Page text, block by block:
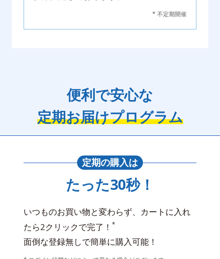
* 不定期開催
便利で安心な
定期お届けプログラム
定期の購入は
たった30秒！
いつものお買い物と変わらず、カートに入れ
たら2クリックで完了！ *
面倒な登録無しで簡単に購入可能！